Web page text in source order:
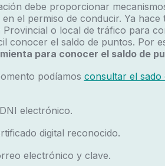
debe proporcionar
el permiso de conducir. Ya
o local de tráfico para
conocer el saldo de puntos. Por
para conocer el saldo de
podíamos consultar el sado
electrónico.
digital reconocido.
electrónico y clave.